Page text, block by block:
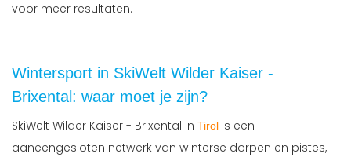
voor meer resultaten.
Wintersport in SkiWelt Wilder Kaiser -
Brixental: waar moet je zijn?
SkiWelt Wilder Kaiser - Brixental in Tirol is een
aaneengesloten netwerk van winterse dorpen en pistes,